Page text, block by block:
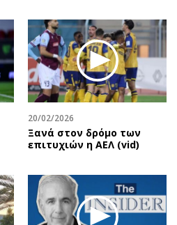
20/02/2026
Ξανά στον δρόμο των
επιτυχιών η ΑΕΛ (vid)